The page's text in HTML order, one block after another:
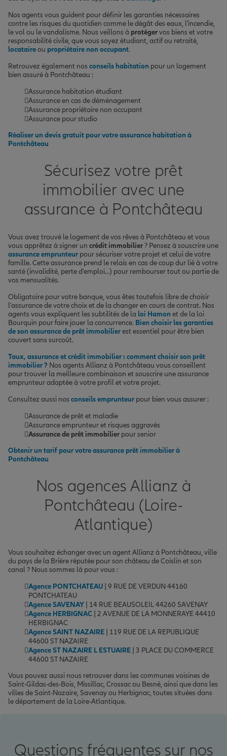
Nos agents vous guident pour définir les garanties nécessaires
contre les risques du quotidien comme le dégât des eaux, l'incendie,
le vol ou le vandalisme. Nous veillons à protégervos biens et votre
responsabilité civile, que vous soyez étudiant, actif ou retraité,
locataireou propriétaire non occupant.
Retrouvez également nos conseils habitation pour un logement
bien assuré à Pontchâteau :
Assurance habitation étudiant
Assurance en cas de déménagement
Assurance propriétaire non occupant
Assurance pour studio
Réaliser un devis gratuit pour votre assurance habitation à
Pontchâteau
Sécurisez votre prêt
immobilier avec une
assurance à Pontchâteau
Vous avez trouvé le logement de vos rêves à Pontchâteau et vous
vous apprêtez à signer un crédit immobilier? Pensez à souscrire une
assurance emprunteur pour sécuriser votre projet et celui de votre
famille. Cette assurance prend le relais en cas de coup dur lié à votre
santé (invalidité, perte d'emploi...) pour rembourser tout ou partie de
vos mensualités.
Obligatoire pour votre banque, vous êtes toutefois libre de choisir
l'assurance de votre choix et de la changer en cours de contrat. Nos
agents vous expliquent les subtilités de la loi Hamon et de la loi
Bourquin pour faire jouer la concurrence. Bien choisir les garanties
de son assurance de prêt immobilierest essentiel pour être bien
couvert sans surcoût.
Taux, assurance et crédit immobilier : comment choisir son prêt
immobilier ? Nos agents Allianz à Pontchâteau vous conseillent
pour trouver la meilleure combinaison et souscrire une assurance
emprunteur adaptée à votre profil et votre projet.
Consultez aussi nos conseils emprunteur pour bien vous assurer :
Assurance de prêt et maladie
Assurance emprunteur et risques aggravés
Assurance de prêt immobilier pour senior
Obtenir un tarif pour votre assurance prêt immobilier à
Pontchâteau
Nos agences Allianz à
Pontchâteau (Loire-
Atlantique)
Vous souhaitez échanger avec un agent Allianz à Pontchâteau, ville
du pays de la Brière réputée pour son château de Coislin et son
canal ? Nous sommes là pour vous :
Agence PONTCHATEAU | 9 RUE DE VERDUN 44160
PONTCHATEAU
Agence SAVENAY | 14 RUE BEAUSOLEIL 44260 SAVENAY
Agence HERBIGNAC | 2 AVENUE DE LA MONNERAYE 44410
HERBIGNAC
Agence SAINT NAZAIRE | 119 RUE DE LA REPUBLIQUE
44600 ST NAZAIRE
Agence ST NAZAIRE L ESTUAIRE | 3 PLACE DU COMMERCE
44600 ST NAZAIRE
Vous pouvez aussi nous retrouver dans les communes voisines de
Saint-Gildas-des-Bois, Missillac, Crossac ou Besné, ainsi que dans les
villes de Saint-Nazaire, Savenay ou Herbignac, toutes situées dans
le département de la Loire-Atlantique.
Questions fréquentes sur nos